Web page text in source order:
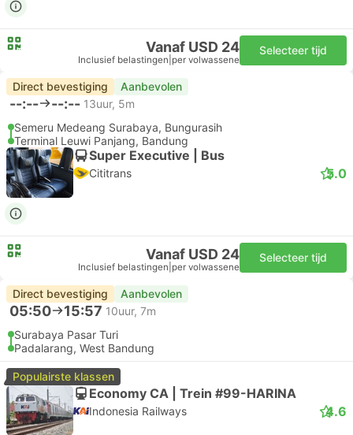
Vanaf USD 24
Inclusief belastingen per volwassene
Selecteer tijd
Direct bevestiging Aanbevolen
--:-- --:-- 13uur, 5m
Semeru Medeang Surabaya, Bungurasih
Terminal Leuwi Panjang, Bandung
Super Executive | Bus
Cititrans 5.0
Vanaf USD 24
Inclusief belastingen per volwassene
Selecteer tijd
Direct bevestiging Aanbevolen
05:50 15:57 10uur, 7m
Surabaya Pasar Turi
Padalarang, West Bandung
Populairste klassen
Economy CA | Trein #99-HARINA
Indonesia Railways 4.6